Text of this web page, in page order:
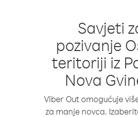
Savjeti
pozivanje
teritoriji iz
Nova
Viber Out omogućuje
za manje novca.